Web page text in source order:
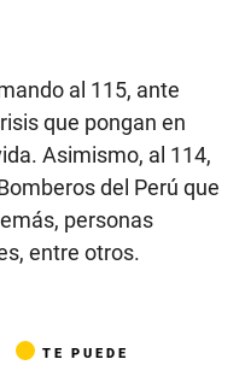
al 115, ante
que pongan en
Asimismo, al 114,
del Perú que
personas
entre otros.
TE PUEDE